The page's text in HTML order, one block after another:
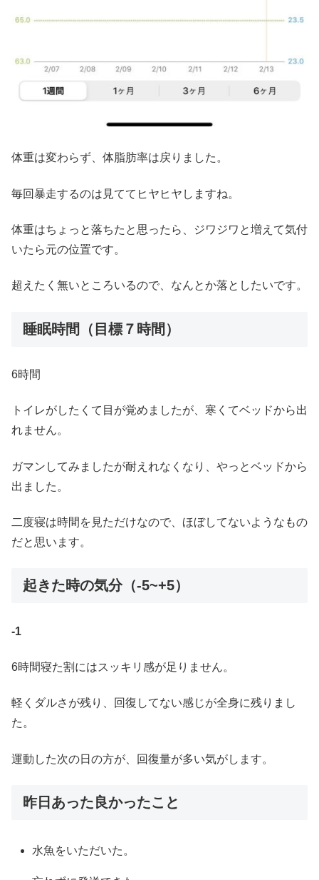
体重は変わらず、体脂肪率は戻りました。
毎回暴走するのは見ててヒヤヒヤしますね。
体重はちょっと落ちたと思ったら、ジワジワと増えて気付
いたら元の位置です。
超えたく無いところいるので、なんとか落としたいです。
睡眠時間（目標７時間）
6時間
トイレがしたくて目が覚めましたが、寒くてベッドから出
れません。
ガマンしてみましたが耐えれなくなり、やっとベッドから
出ました。
二度寝は時間を見ただけなので、ほぼしてないようなもの
だと思います。
起きた時の気分（-5~+5）
-1
6時間寝た割にはスッキリ感が足りません。
軽くダルさが残り、回復してない感じが全身に残りまし
た。
運動した次の日の方が、回復量が多い気がします。
昨日あった良かったこと
水魚をいただいた。